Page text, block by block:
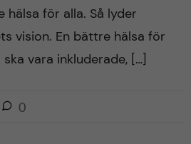
för alla. Så lyder
vision. En bättre hälsa för
vara inkluderade, […]
0